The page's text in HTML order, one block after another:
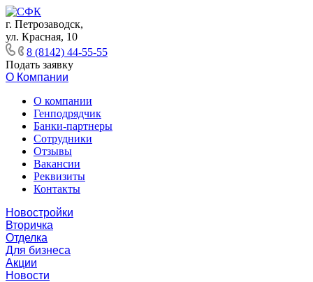
г. Петрозаводск,
ул. Красная, 10
8 (8142) 44-55-55
Подать заявку
О Компании
О компании
Генподрядчик
Банки-партнеры
Сотрудники
Отзывы
Вакансии
Реквизиты
Контакты
Новостройки
Вторичка
Отделка
Для бизнеса
Акции
Новости